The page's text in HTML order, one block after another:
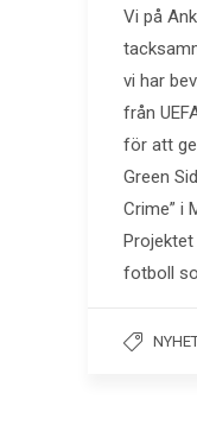
Vi på
vi har
från
för att
Green
Crime” i
fotboll